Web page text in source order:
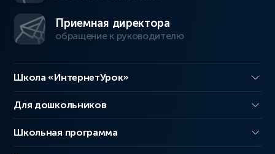
Приемная директора
обращение к руководителю
Школа «ИнтернетУрок»
Для дошкольников
Школьная программа